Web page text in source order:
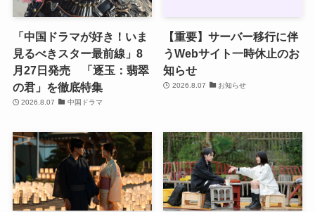
「中国ドラマが好き！いま
見るべきスター最前線」8
月27日発売 「逐玉：翡翠
の君」を徹底特集
2026.8.07 中国ドラマ
【重要】サーバー移行に伴
うWebサイト一時休止のお
知らせ
2026.8.07 お知らせ